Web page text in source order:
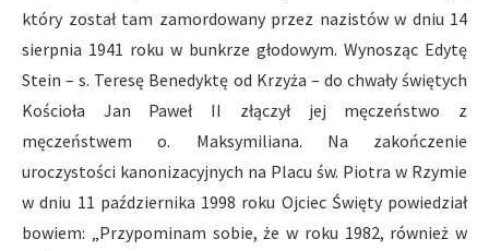
który został tam zamordowany przez nazistów w dniu 14
sierpnia 1941 roku w bunkrze głodowym. Wynosząc Edytę
Stein – s. Teresę Benedyktę od Krzyża – do chwały świętych
Kościoła Jan Paweł II złączył jej męczeństwo z
męczeństwem o. Maksymiliana. Na zakończenie
uroczystości kanonizacyjnych na Placu św. Piotra w Rzymie
w dniu 11 października 1998 roku Ojciec Święty powiedział
bowiem: „Przypominam sobie, że w roku 1982, również w